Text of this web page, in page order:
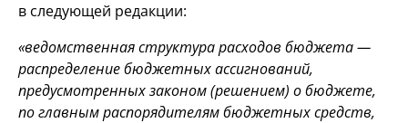
в следующей редакции:
«ведомственная структура расходов бюджета —
распределение бюджетных ассигнований,
предусмотренных законом (решением) о бюджете,
по главным распорядителям бюджетных средств,